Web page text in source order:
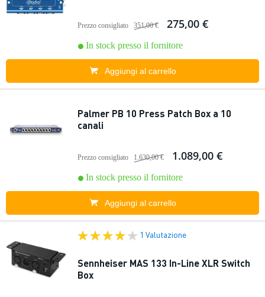
Prezzo consigliato 351,00 € 275,00 €
In stock presso il fornitore
Aggiungi al carrello
Palmer PB 10 Press Patch Box a 10
canali
Prezzo consigliato 1.630,00 € 1.089,00 €
In stock presso il fornitore
Aggiungi al carrello
1 Valutazione
Sennheiser MAS 133 In-Line XLR Switch
Box